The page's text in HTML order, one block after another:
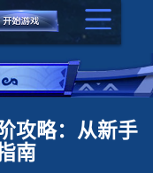
攻略：从新手
南